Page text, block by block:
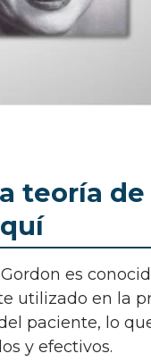
teoría de
utilizado en la
paciente, lo
y efectivos.